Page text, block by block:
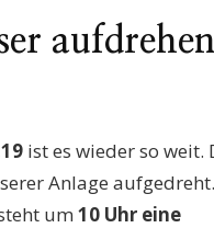
aufdrehen
ist es wieder so weit.
Anlage aufgedreht.
um 10 Uhr eine